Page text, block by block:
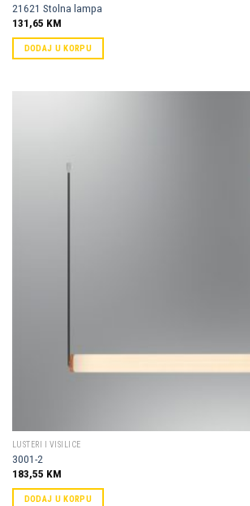
21621 Stolna lampa
131,65 KM
DODAJ U KORPU
LUSTERI I VISILICE
3001-2
183,55 KM
DODAJ U KORPU